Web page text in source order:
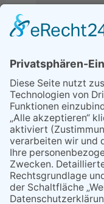
21.04.2026
11.03.2026
04.02.2026
04.02.2026